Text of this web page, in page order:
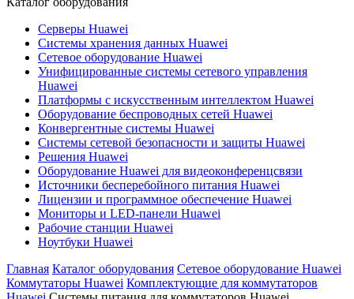
Серверы Huawei
Системы хранения данных Huawei
Сетевое оборудование Huawei
Унифицированные системы сетевого управления
Huawei
Платформы с искусственным интеллектом Huawei
Оборудование беспроводных сетей Huawei
Конвергентные системы Huawei
Системы сетевой безопасности и защиты Huawei
Решения Huawei
Оборудование Huawei для видеоконференцсвязи
Источники бесперебойного питания Huawei
Лицензии и программное обеспечение Huawei
Мониторы и LED-панели Huawei
Рабочие станции Huawei
Ноутбуки Huawei
Главная Каталог оборудования Сетевое оборудование Huawei
Коммутаторы Huawei Комплектующие для коммутаторов